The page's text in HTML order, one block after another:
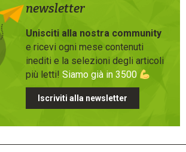
newsletter
Unisciti alla nostra community
e ricevi ogni mese contenuti
inediti e la selezioni degli articoli
più letti! Siamo già in 3500
Iscriviti alla newsletter